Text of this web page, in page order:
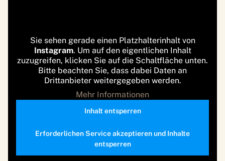
Sie sehen gerade einen Platzhalterinhalt von
Instagram. Um auf den eigentlichen Inhalt
zuzugreifen, klicken Sie auf die Schaltfläche unten.
Bitte beachten Sie, dass dabei Daten an
Drittanbieter weitergegeben werden.
Mehr Informationen
Inhalt entsperren
Erforderlichen Service akzeptieren und Inhalte
entsperren